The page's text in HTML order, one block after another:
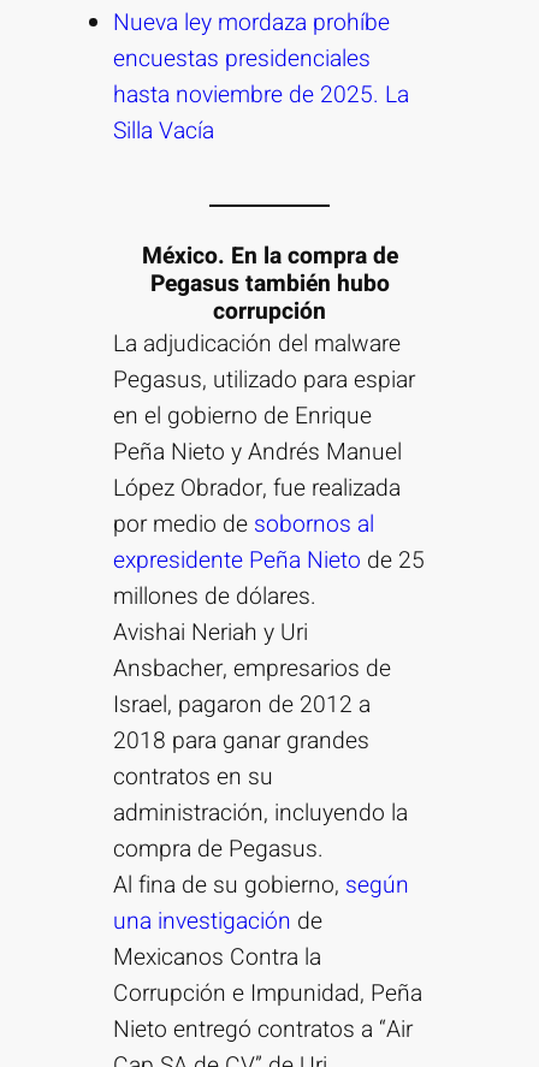
Nueva ley mordaza prohíbe
encuestas presidenciales
hasta noviembre de 2025. La
Silla Vacía
México. En la compra de
Pegasus también hubo
corrupción
La adjudicación del malware
Pegasus, utilizado para espiar
en el gobierno de Enrique
Peña Nieto y Andrés Manuel
López Obrador, fue realizada
por medio de sobornos al
expresidente Peña Nieto de 25
millones de dólares.
Avishai Neriah y Uri
Ansbacher, empresarios de
Israel, pagaron de 2012 a
2018 para ganar grandes
contratos en su
administración, incluyendo la
compra de Pegasus.
Al fina de su gobierno, según
una investigación de
Mexicanos Contra la
Corrupción e Impunidad, Peña
Nieto entregó contratos a “Air